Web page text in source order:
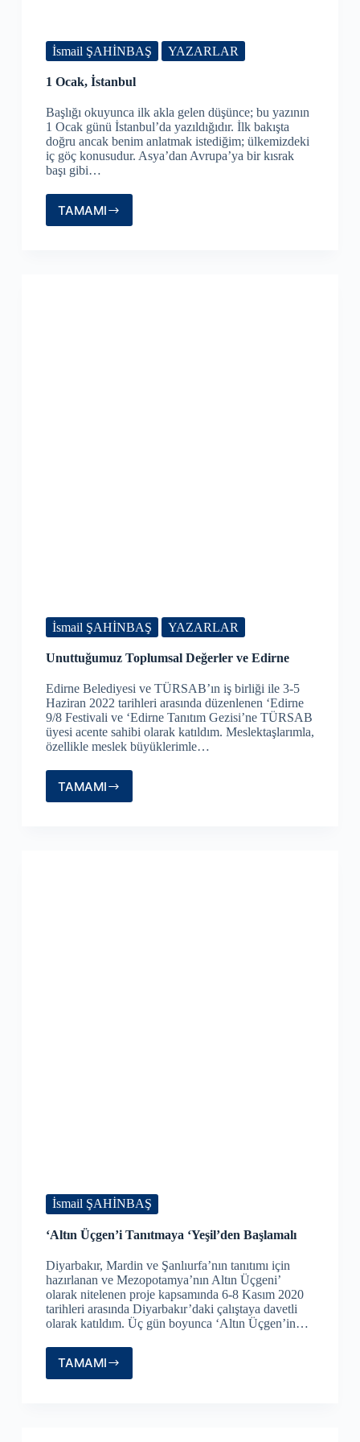
İsmail ŞAHİNBAŞ YAZARLAR
1 Ocak, İstanbul
Başlığı okuyunca ilk akla gelen düşünce; bu yazının
1 Ocak günü İstanbul’da yazıldığıdır. İlk bakışta
doğru ancak benim anlatmak istediğim; ülkemizdeki
iç göç konusudur. Asya’dan Avrupa’ya bir kısrak
başı gibi…
TAMAMI
1
İsmail ŞAHİNBAŞ YAZARLAR
Unuttuğumuz Toplumsal Değerler ve Edirne
Edirne Belediyesi ve TÜRSAB’ın iş birliği ile 3-5
Haziran 2022 tarihleri arasında düzenlenen ‘Edirne
9/8 Festivali ve ‘Edirne Tanıtım Gezisi’ne TÜRSAB
üyesi acente sahibi olarak katıldım. Meslektaşlarımla,
özellikle meslek büyüklerimle…
TAMAMIUnuttuğumuz
İsmail ŞAHİNBAŞ
‘Altın Üçgen’i Tanıtmaya ‘Yeşil’den Başlamalı
Diyarbakır, Mardin ve Şanlıurfa’nın tanıtımı için
hazırlanan ve Mezopotamya’nın Altın Üçgeni’
olarak nitelenen proje kapsamında 6-8 Kasım 2020
tarihleri arasında Diyarbakır’daki çalıştaya davetli
olarak katıldım. Üç gün boyunca ‘Altın Üçgen’in…
TAMAMI
‘Altın
Üçgen’i